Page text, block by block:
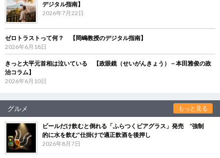
デジタル指南】
2026年7月22日
ゼロトラストって何？ 【岡嶋教授のデジタル指南】
2026年6月18日
きっと大平元首相は泣いている 【政眼鏡（せいがんきょう）－本田雅俊の政
治コラム】
2026年6月10日
グルメ もっと見る
ビールだけ飲むと倒れる「ふらつくビアグラス」発売 “強制
的に水を飲む”仕掛けで適正飲酒を後押し
2026年8月7日